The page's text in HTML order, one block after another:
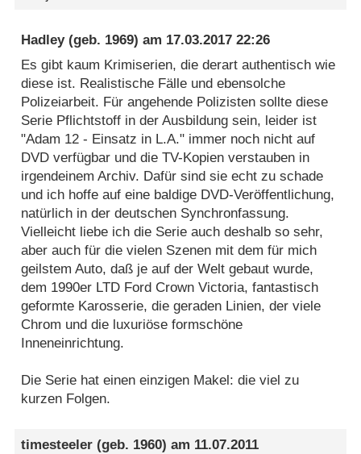
Hadley(geb. 1969) am 17.03.2017 22:26
Es gibt kaum Krimiserien, die derart authentisch wie
diese ist. Realistische Fälle und ebensolche
Polizeiarbeit. Für angehende Polizisten sollte diese
Serie Pflichtstoff in der Ausbildung sein, leider ist
"Adam 12 - Einsatz in L.A." immer noch nicht auf
DVD verfügbar und die TV-Kopien verstauben in
irgendeinem Archiv. Dafür sind sie echt zu schade
und ich hoffe auf eine baldige DVD-Veröffentlichung,
natürlich in der deutschen Synchronfassung.
Vielleicht liebe ich die Serie auch deshalb so sehr,
aber auch für die vielen Szenen mit dem für mich
geilstem Auto, daß je auf der Welt gebaut wurde,
dem 1990er LTD Ford Crown Victoria, fantastisch
geformte Karosserie, die geraden Linien, der viele
Chrom und die luxuriöse formschöne
Inneneinrichtung.
Die Serie hat einen einzigen Makel: die viel zu
kurzen Folgen.
timesteeler (geb. 1960) am 11.07.2011